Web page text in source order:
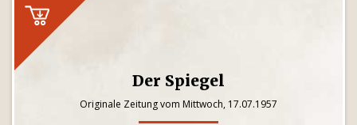
Der Spiegel
Originale Zeitung vom Mittwoch, 17.07.1957